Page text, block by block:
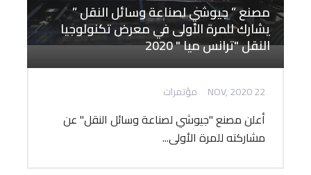
مصنع ” جيوشي لصناعة وسائل النقل ”
يشارك للمرة الأولى في معرض تكنولوجيا
النقل "ترانس ميا " 2020
22 NOV, 2020 مؤتمرات
أعلن مصنع "جيوشي لصناعة وسائل النقل" عن
مشاركته للمرة الأولى...